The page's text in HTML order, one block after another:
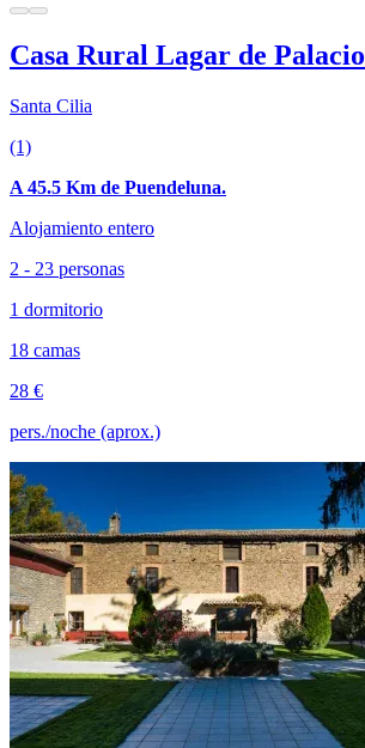
Casa Rural Lagar de Palacio
Santa Cilia
(1)
A 45.5 Km de Puendeluna.
Alojamiento entero
2 - 23 personas
1 dormitorio
18 camas
28 €
pers./noche (aprox.)